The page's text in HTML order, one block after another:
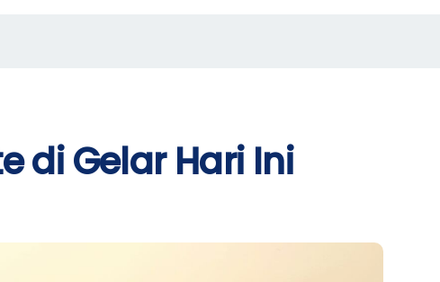
di Gelar Hari Ini